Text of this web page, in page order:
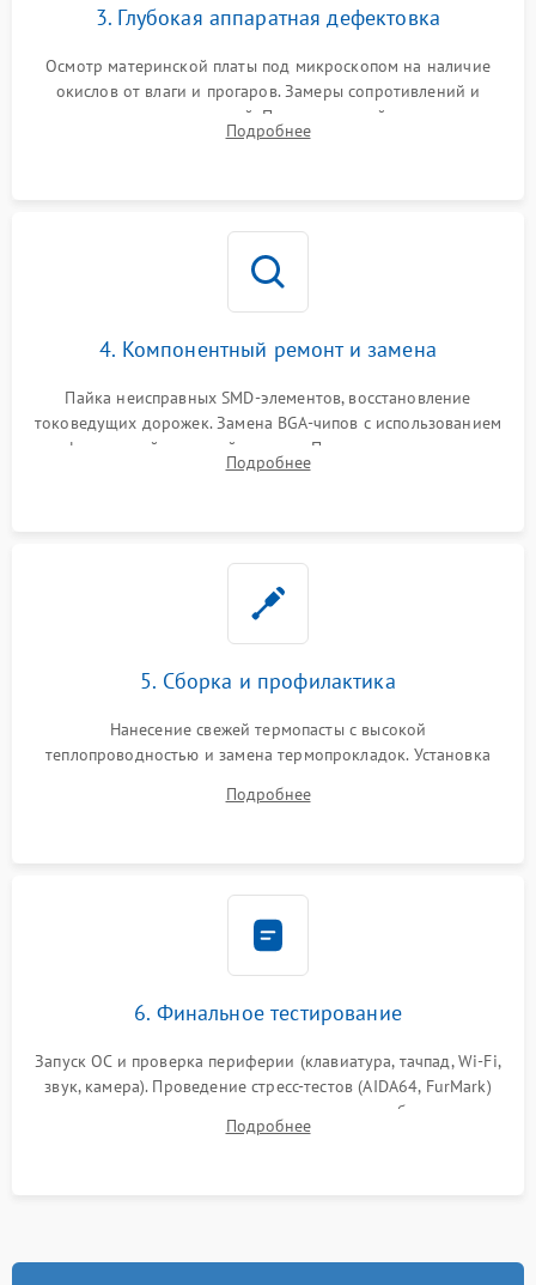
3. Глубокая аппаратная дефектовка
Осмотр материнской платы под микроскопом на наличие
окислов от влаги и прогаров. Замеры сопротивлений и
дежурных напряжений. Проверка цепей питания,
мультиконтроллера, процессора и видеочипа.
Подробнее
4. Компонентный ремонт и замена
Пайка неисправных SMD-элементов, восстановление
токоведущих дорожек. Замена BGA-чипов с использованием
инфракрасной паяльной станции. Прошивка микросхемы
BIOS или замена поврежденных портов USB
Подробнее
5. Сборка и профилактика
Нанесение свежей термопасты с высокой
теплопроводностью и замена термопрокладок. Установка
шлейфов, модулей памяти и накопителей. Предварительная
Подробнее
6. Финальное тестирование
Запуск ОС и проверка периферии (клавиатура, тачпад, Wi-Fi,
звук, камера). Проведение стресс-тестов (AIDA64, FurMark)
для контроля температурного режима и стабильности
системы под пиковой нагрузкой.
Подробнее